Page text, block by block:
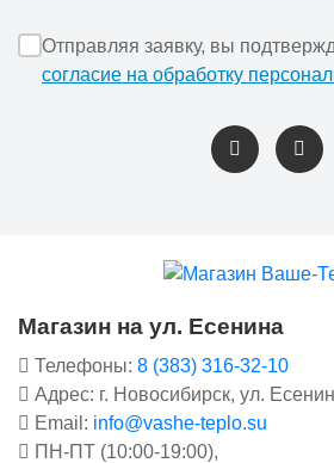
Отправляя заявку, вы
согласие на обработку
Магазин на ул. Есенина
Телефоны: 8 (383) 316-32-10
Адрес: г. Новосибирск, ул.
Email: info@vashe-teplo.su
ПН-ПТ (10:00-19:00),